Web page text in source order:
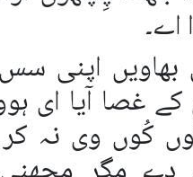
اے۔
بھاویں اپنی
غصا آیا ای
کُوں وی نہ